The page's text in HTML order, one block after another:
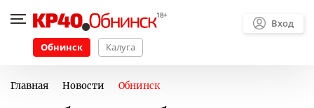
Обнинск Калуга
Вход
Главная Новости Обнинск